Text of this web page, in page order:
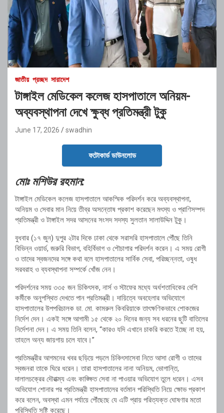
জাতীয় প্রচ্ছদ সারাদেশ
টাঙ্গাইল মেডিকেল কলেজ হাসপাতালে অনিয়ম-
অব্যবস্থাপনা দেখে ক্ষুব্ধ প্রতিমন্ত্রী টুকু
June 17, 2026 swadhin
ফটোকার্ড ডাউনলোড
মোঃ মশিউর রহমান:
টাঙ্গাইল মেডিকেল কলেজ হাসপাতালে আকস্মিক পরিদর্শন করে অব্যবস্থাপনা,
অনিয়ম ও সেবার মান নিয়ে তীব্র অসন্তোষ প্রকাশ করেছেন মৎস্য ও প্রাণিসম্পদ
প্রতিমন্ত্রী ও টাঙ্গাইল সদর আসনের সংসদ সদস্য সুলতান সালাউদ্দিন টুকু।
বুধবার (১৭ জুন) দুপুর ২টার দিকে ঢাকা থেকে সরাসরি হাসপাতালে পৌঁছে তিনি
বিভিন্ন ওয়ার্ড, জরুরি বিভাগ, বহির্বিভাগ ও শৌচাগার পরিদর্শন করেন। এ সময় রোগী
ও তাদের স্বজনদের সঙ্গে কথা বলে হাসপাতালের সার্বিক সেবা, পরিচ্ছন্নতা, ওষুধ
সরবরাহ ও ব্যবস্থাপনা সম্পর্কে খোঁজ নেন।
পরিদর্শনের সময় ৩৩৫ জন চিকিৎসক, নার্স ও স্টাফের মধ্যে অর্ধশতাধিকের বেশি
কর্মীকে অনুপস্থিত দেখতে পান প্রতিমন্ত্রী। দায়িত্বে অবহেলার অভিযোগে
হাসপাতালের উপপরিচালক ডা. মো. কামরুল কিবরিয়াকে তাৎক্ষণিকভাবে শোকজের
নির্দেশ দেন। একই সঙ্গে আগামী ১৫ থেকে ২০ দিনের জন্য সব ধরনের ছুটি বাতিলের
নির্দেশনা দেন। এ সময় তিনি বলেন, “কারও যদি এখানে চাকরি করতে ইচ্ছে না হয়,
তাহলে অন্য জায়গায় চলে যাবে।”
প্রতিমন্ত্রীর আগমনের খবর ছড়িয়ে পড়লে চিকিৎসাসেবা নিতে আসা রোগী ও তাদের
স্বজনরা তাকে ঘিরে ধরেন। তারা হাসপাতালের নানা অনিয়ম, ভোগান্তি,
দালালচক্রের দৌরাত্ম্য এবং কাঙ্ক্ষিত সেবা না পাওয়ার অভিযোগ তুলে ধরেন। এসব
অভিযোগ শোনার পর প্রতিমন্ত্রী হাসপাতালের বর্তমান পরিস্থিতি নিয়ে ক্ষোভ প্রকাশ
করে বলেন, অবস্থা এমন পর্যায়ে পৌঁছেছে যে এটি প্রায় পরিত্যক্ত ঘোষণার মতো
পরিস্থিতি সৃষ্টি করেছে।